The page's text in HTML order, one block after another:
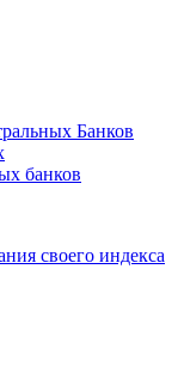
Банков
банков
своего индекса